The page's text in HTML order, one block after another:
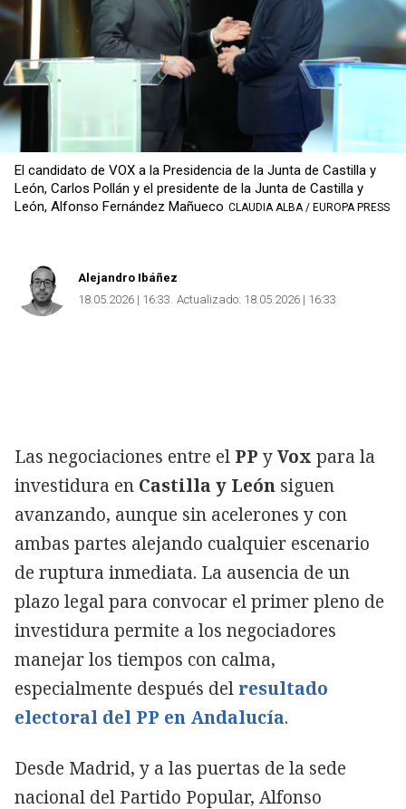
El candidato de VOX a la Presidencia de la Junta de Castilla y
León, Carlos Pollán y el presidente de la Junta de Castilla y
León, Alfonso Fernández Mañueco CLAUDIA ALBA / EUROPA PRESS
Alejandro Ibáñez
18.05.2026 | 16:33 Actualizado: 18.05.2026 | 16:33
Las negociaciones entre el PP yVox para la
investidura en Castilla y León siguen
avanzando, aunque sin acelerones y con
ambas partes alejando cualquier escenario
de ruptura inmediata. La ausencia de un
plazo legal para convocar el primer pleno de
investidura permite a los negociadores
manejar los tiempos con calma,
especialmente después del resultado
electoral del PP en Andalucía.
Desde Madrid, y a las puertas de la sede
nacional del Partido Popular, Alfonso